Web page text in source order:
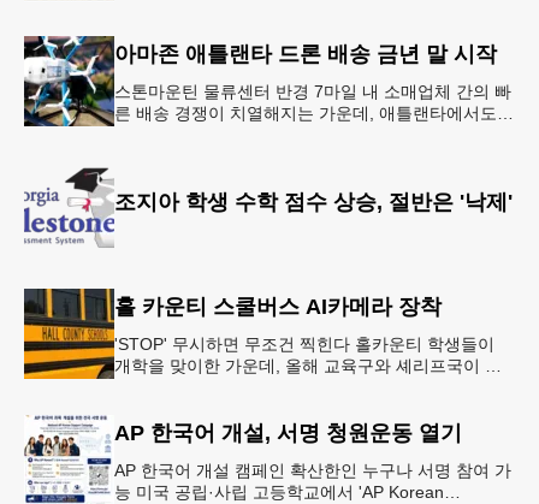
아마존 애틀랜타 드론 배송 금년 말 시작
스톤마운틴 물류센터 반경 7마일 내 소매업체 간의 빠
른 배송 경쟁이 치열해지는 가운데, 애틀랜타에서도
조지아 학생 수학 점수 상승, 절반은 '낙제'
홀 카운티 스쿨버스 AI카메라 장착
'STOP' 무시하면 무조건 찍힌다 홀카운티 학생들이
개학을 맞이한 가운데, 올해 교육구와 셰리프국이 학
AP 한국어 개설, 서명 청원운동 열기
AP 한국어 개설 캠페인 확산한인 누구나 서명 참여 가
능 미국 공립·사립 고등학교에서 'AP Korean